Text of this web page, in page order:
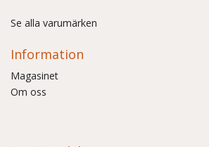
Se alla varumärken
Information
Magasinet
Om oss